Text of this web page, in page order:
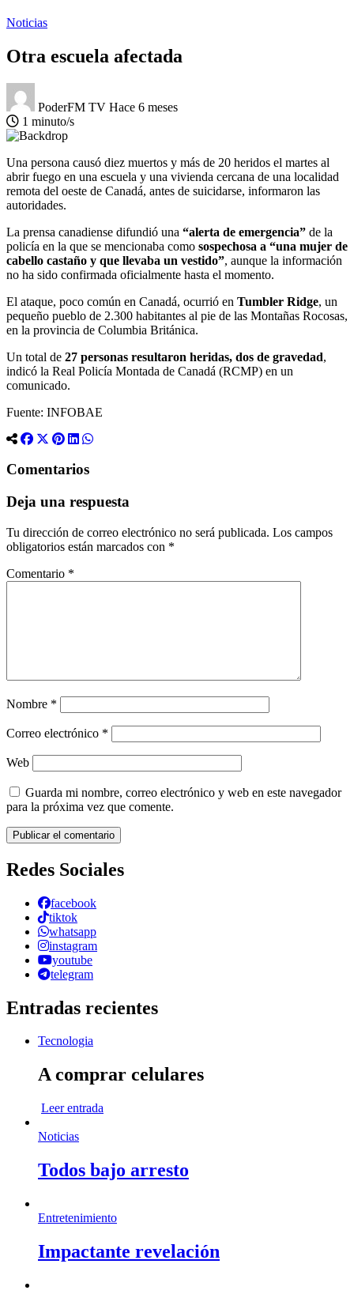
Noticias
Otra escuela afectada
PoderFM TV Hace 6 meses
1 minuto/s
Una persona causó diez muertos y más de 20 heridos el martes al
abrir fuego en una escuela y una vivienda cercana de una localidad
remota del oeste de Canadá, antes de suicidarse, informaron las
autoridades.
La prensa canadiense difundió una “alerta de emergencia” de la
policía en la que se mencionaba como sospechosa a “una mujer de
cabello castaño y que llevaba un vestido”, aunque la información
no ha sido confirmada oficialmente hasta el momento.
El ataque, poco común en Canadá, ocurrió en Tumbler Ridge, un
pequeño pueblo de 2.300 habitantes al pie de las Montañas Rocosas,
en la provincia de Columbia Británica.
Un total de 27 personas resultaron heridas, dos de gravedad,
indicó la Real Policía Montada de Canadá (RCMP) en un
comunicado.
Fuente: INFOBAE
Comentarios
Deja una respuesta
Tu dirección de correo electrónico no será publicada. Los campos
obligatorios están marcados con *
Comentario *
Nombre *
Correo electrónico *
Web
Guarda mi nombre, correo electrónico y web en este navegador
para la próxima vez que comente.
Redes Sociales
facebook
tiktok
whatsapp
instagram
youtube
telegram
Entradas recientes
Tecnologia
A comprar celulares
Leer entrada
Noticias
Todos bajo arresto
Entretenimiento
Impactante revelación